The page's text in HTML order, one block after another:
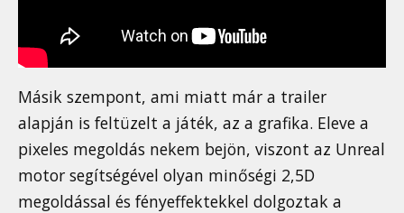
Másik szempont, ami miatt már a trailer
alapján is feltüzelt a játék, az a grafika. Eleve a
pixeles megoldás nekem bejön, viszont az Unreal
motor segítségével olyan minőségi 2,5D
megoldással és fényeffektekkel dolgoztak a